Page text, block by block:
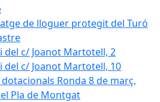
de lloguer protegit del Turó
del c/ Joanot Martotell, 2
del c/ Joanot Martotell, 10
dotacionals Ronda 8 de març,
Pla de Montgat